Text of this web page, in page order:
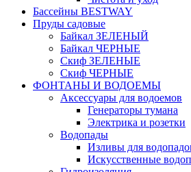
Бассейны BESTWAY
Пруды садовые
Байкал ЗЕЛЕНЫЙ
Байкал ЧЕРНЫЕ
Скиф ЗЕЛЕНЫЕ
Скиф ЧЕРНЫЕ
ФОНТАНЫ И ВОДОЕМЫ
Аксессуары для водоемов
Генераторы тумана
Электрика и розетки
Водопады
Изливы для
Искусственные